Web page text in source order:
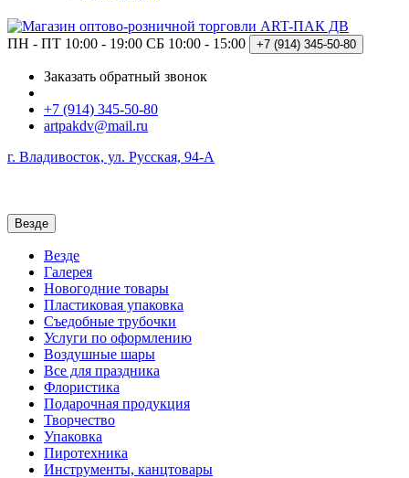
ПН - ПТ 10:00 - 19:00 СБ 10:00 - 15:00 +7 (914) 345-50-80
Заказать обратный звонок
+7 (914) 345-50-80
artpakdv@mail.ru
г. Владивосток, ул. Русская, 94-А
Везде
Везде
Галерея
Новогодние товары
Пластиковая упаковка
Съедобные трубочки
Услуги по оформлению
Воздушные шары
Все для праздника
Флористика
Подарочная продукция
Творчество
Упаковка
Пиротехника
Инструменты, канцтовары